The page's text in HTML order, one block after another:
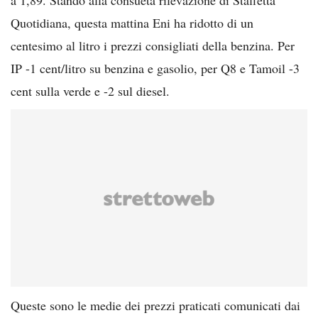
Quotidiana, questa mattina Eni ha ridotto di un
centesimo al litro i prezzi consigliati della benzina. Per
IP -1 cent/litro su benzina e gasolio, per Q8 e Tamoil -3
cent sulla verde e -2 sul diesel.
Queste sono le medie dei prezzi praticati comunicati dai